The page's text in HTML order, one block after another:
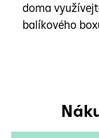
doma
balíkového